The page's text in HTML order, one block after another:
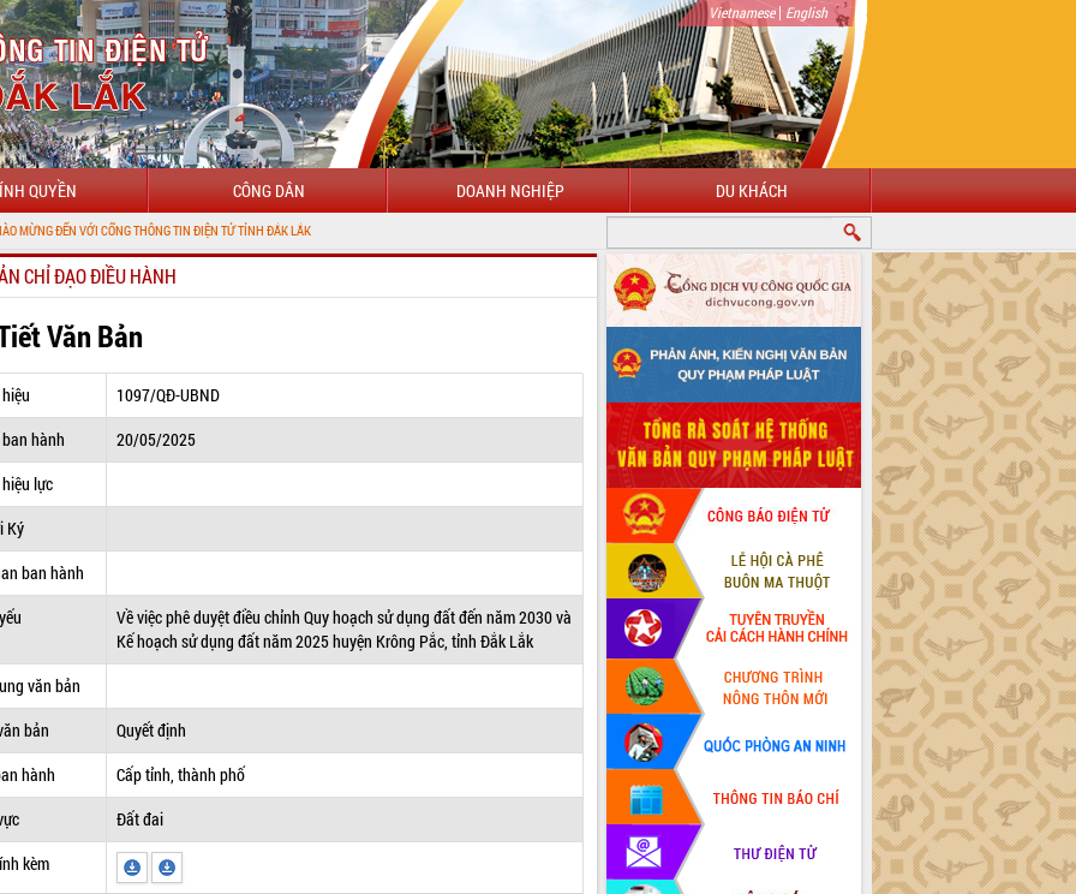
Vietnamese| English
QUYỀN CÔNG DÂN DOANH NGHIỆP DU KHÁCH
VỚI CỔNG THÔNG TIN ĐIỆN TỬ TỈNH ĐẮK LẮK
CHỈ ĐẠO ĐIỀU HÀNH
Văn Bản
1097/QĐ-UBND
hành
20/05/2025
lực
Ký
ban hành
Về việc phê duyệt điều chỉnh Quy hoạch sử dụng đất đến năm 2030 và
Kế hoạch sử dụng đất năm 2025 huyện Krông Pắc, tỉnh Đắk Lắk
văn bản
bản
Quyết định
hành
Cấp tỉnh, thành phố
Đất đai
kèm